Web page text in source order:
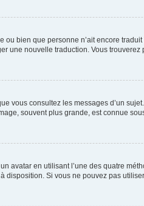
bien que personne n’ait encore
une nouvelle traduction. Vous trouverez
vous consultez les messages d’un
souvent plus grande, est connue
avatar en utilisant l’une des quatre
Si vous ne pouvez pas